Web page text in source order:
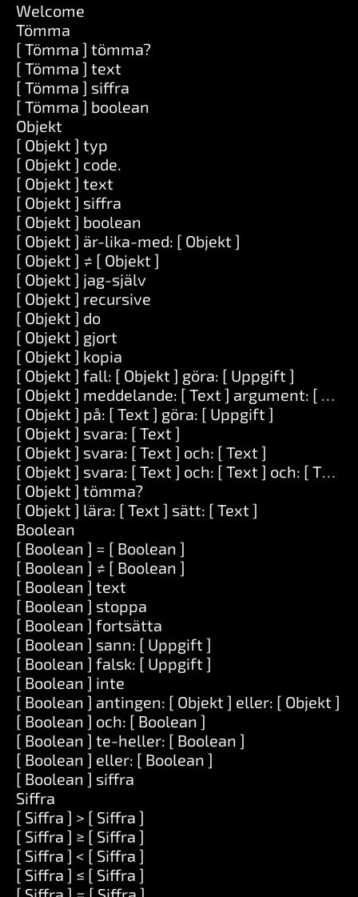
Welcome
Tömma
[ Tömma ] tömma?
[ Tömma ] text
[ Tömma ] siffra
[ Tömma ] boolean
Objekt
[ Objekt ] typ
[ Objekt ] code.
[ Objekt ] text
[ Objekt ] siffra
[ Objekt ] boolean
[ Objekt ] är-lika-med: [ Objekt ]
[ Objekt ] ≠ [ Objekt ]
[ Objekt ] jag-själv
[ Objekt ] recursive
[ Objekt ] do
[ Objekt ] gjort
[ Objekt ] kopia
[ Objekt ] fall: [ Objekt ] göra: [ Uppgift ]
[ Objekt ] meddelande: [ Text ] argument: [
[ Objekt ] på: [ Text ] göra: [ Uppgift ]
[ Objekt ] svara: [ Text ]
[ Objekt ] svara: [ Text ] och: [ Text ]
[ Objekt ] svara: [ Text ] och: [ Text ] och: [ Text ]
[ Objekt ] tömma?
[ Objekt ] lära: [ Text ] sätt: [ Text ]
Boolean
[ Boolean ] = [ Boolean ]
[ Boolean ] ≠ [ Boolean ]
[ Boolean ] text
[ Boolean ] stoppa
[ Boolean ] fortsätta
[ Boolean ] sann: [ Uppgift ]
[ Boolean ] falsk: [ Uppgift ]
[ Boolean ] inte
[ Boolean ] antingen: [ Objekt ] eller: [ Objekt ]
[ Boolean ] och: [ Boolean ]
[ Boolean ] te-heller: [ Boolean ]
[ Boolean ] eller: [ Boolean ]
[ Boolean ] siffra
Siffra
[ Siffra ] > [ Siffra ]
[ Siffra ] ≥ [ Siffra ]
[ Siffra ] < [ Siffra ]
[ Siffra ] ≤ [ Siffra ]